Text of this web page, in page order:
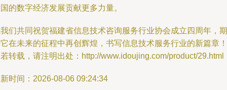
的数字经济发展贡献更多力量。
们共同祝贺福建省信息技术咨询服务行业协会成立四周年，期
在未来的征程中再创辉煌，书写信息技术服务行业的新篇章！
转载，请注明出处：http://www.idoujing.com/product/29.html
时间：2026-08-06 09:24:34